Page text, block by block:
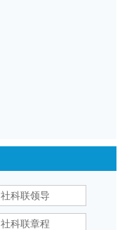
社科联领导
社科联章程